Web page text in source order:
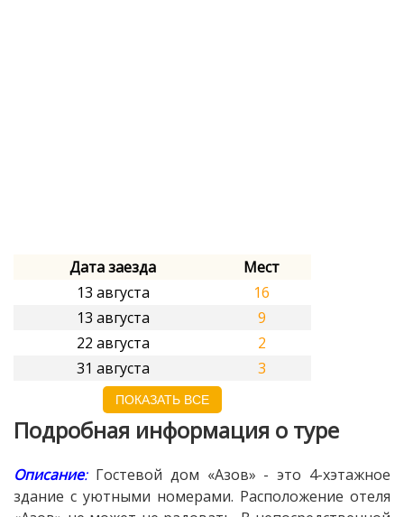
Дата заезда
Мест
13 августа
16
13 августа
9
22 августа
2
31 августа
3
ПОКАЗАТЬ ВСЕ
Подробная информация о туре
Описание:Гостевой дом «Азов» - это 4-хэтажное
здание с уютными номерами. Расположение отеля